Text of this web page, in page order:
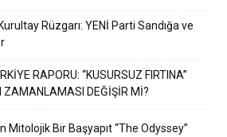
Rüzgarı: YENİ Parti Sandığa ve
RAPORU: “KUSURSUZ FIRTINA”
ZAMANLAMASI DEĞİŞİR Mİ?
Mitolojik Bir Başyapıt “The Odyssey”